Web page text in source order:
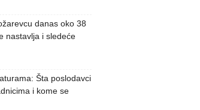
danas oko 38
nastavlja i sledeće
Šta poslodavci
i kome se